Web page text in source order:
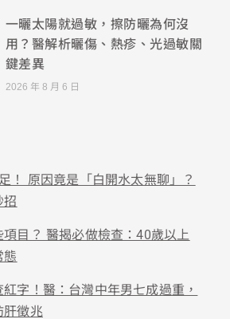
一曬太陽就過敏，擦防曬為何沒
用？醫解析曬傷、熱疹、光過敏關
鍵差異
2026 年 8 月 6 日
！ 原因竟是「白開水太無聊」？
招
目？ 醫揭必做檢查：40歲以上
態
字！醫：台灣中年男七成過重，
肝徵兆